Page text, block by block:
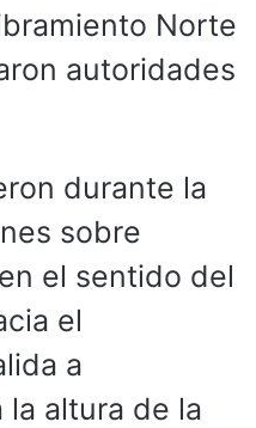
Norte
autoridades
durante la
sobre
el sentido del
el
a
la altura de la